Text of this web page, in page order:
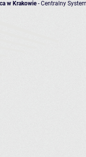
w Krakowie- Centralny